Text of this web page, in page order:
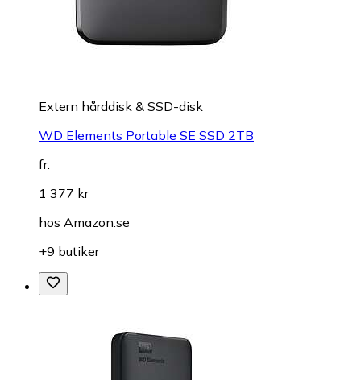
Extern hårddisk & SSD-disk
WD Elements Portable SE SSD 2TB
fr.
1 377 kr
hos Amazon.se
+9 butiker